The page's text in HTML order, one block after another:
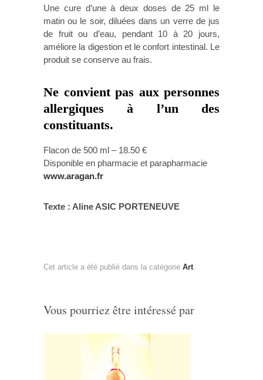
Une cure d’une à deux doses de 25 ml le
matin ou le soir, diluées dans un verre de jus
de fruit ou d’eau, pendant 10 à 20 jours,
améliore la digestion et le confort intestinal. Le
produit se conserve au frais.
Ne convient pas aux personnes
allergiques à l’un des
constituants.
Flacon de 500 ml – 18.50 €
Disponible en pharmacie et parapharmacie
www.aragan.fr
Texte : Aline ASIC PORTENEUVE
Cet article a été publié dans la catégorie Art.
Vous pourriez être intéressé par